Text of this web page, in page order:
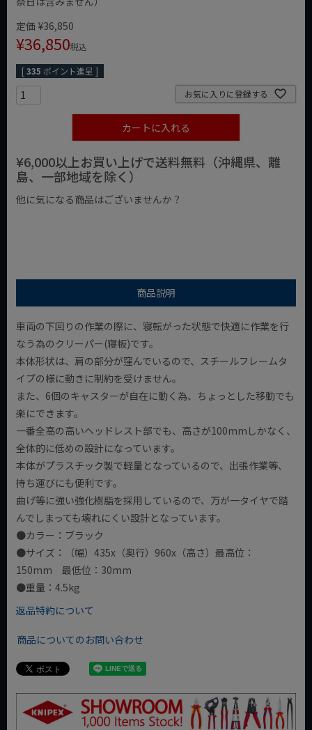
定価 ¥36,850
¥36,850税込
[335 ポイント進呈 ]
お気に入りに登録する
カートに入れる
¥6,000以上お買い上げで送料無料（沖縄県、離
島、一部地域を除く）
他に気になる商品はございませんか？
商品説明
車両の下回りの作業の際に、寝転がった状態で快適に作業を行
なう為のクリーパー(寝板)です。
本体形状は、肩の部分が窪んでいるので、スチールフレームタ
イプの様に動きに制約を受けません。
また、6個のキャスターが自在に動く為、ちょっとした移動でも
楽にできます。
一番全高の高いヘッドレスト部でも、高さが100mmしかなく、
全体的に低めの設計になっています。
本体がプラスチック製で軽量となっているので、出張作業等、
持ち運びにも便利です。
曲げ等に強い強化樹脂を採用しているので、万が一タイヤで踏
んでしまっても壊れにくい設計となっています。
●カラー：ブラック
●サイズ：（幅）435x（奥行）960x（高さ）最高位：
150mm 最低位：30mm
●重量：4.5kg
返品特約について
商品についてのお問い合わせ